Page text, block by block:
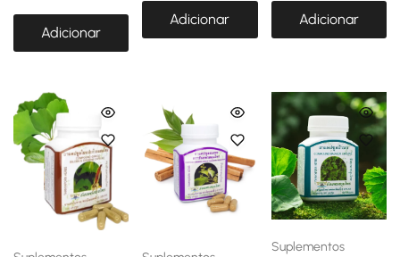
Adicionar
Adicionar Adicionar
Suplementos